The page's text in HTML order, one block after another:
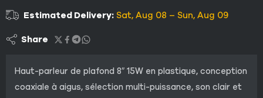
Estimated Delivery: Sat, Aug 08 – Sun, Aug 09
Share
Haut-parleur de plafond 8″ 15W en plastique, conception
coaxiale à aigus, sélection multi-puissance, son clair et